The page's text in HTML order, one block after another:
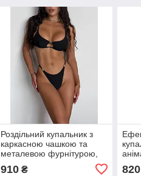
Роздільний купальник з
каркасною чашкою та
металевою фурнітурою,
910₴ 820